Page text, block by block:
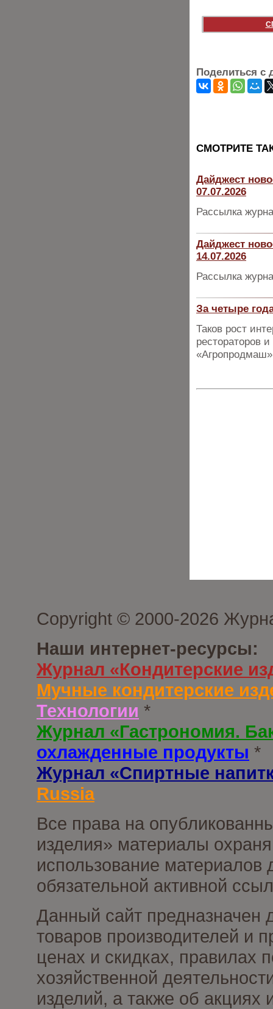
Поделиться с
CМОТРИТЕ
Дайджест
07.07.2026
Рассылка
Дайджест
14.07.2026
Рассылка
За четыре
Таков рост
рестораторов
«Агропродмаш»
Copyright © 2000-2026
Наши интернет-ресурсы:
Журнал «Кондитерские
Мучные кондитерские
Технологии *
Журнал «Гастрономия.
охлажденные продукты *
Журнал «Спиртные
Russia
Все права на
изделия» материалы
использование материалов
обязательной активной
Данный сайт предназначен
товаров производителей и
ценах и скидках, правилах
хозяйственной
изделий, а также об